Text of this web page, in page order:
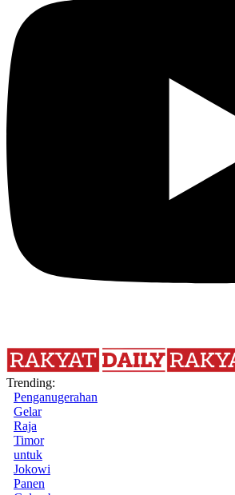
Trending:
Penganugerahan
Gelar
Raja
Timor
untuk
Jokowi
Panen